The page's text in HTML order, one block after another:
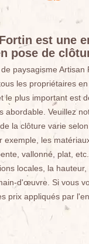
est une
pose de
paysagisme Artisan
les propriétaires
le plus important est
abordable. Veuillez
la clôture varie
exemple, les
vallonné, plat,
locales, la
d'œuvre. Si vous
prix appliqués par